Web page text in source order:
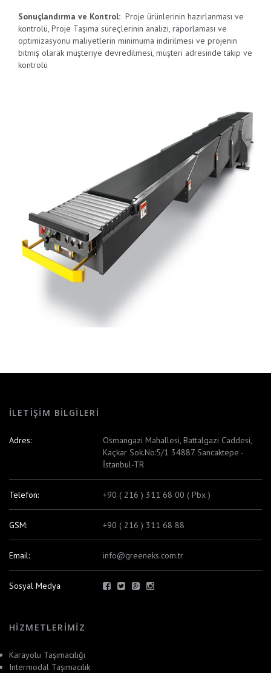
Sonuçlandırma ve Kontrol: Proje ürünlerinin hazırlanması ve
kontrolü, Proje Taşıma süreçlerinin analizi, raporlaması ve
optimizasyonu maliyetlerin minimuma indirilmesi ve projenin
bitmiş olarak müşteriye devredilmesi, müşteri adresinde takip ve
kontrolü
İLETIŞIM BILGILERI
Adres:
Osmangazi Mahallesi, Battalgazi Caddesi,
Kaçkar Sok.No:5/1 34887 Sancaktepe -
İstanbul-TR
Telefon: +90 ( 216 ) 311 68 00 ( Pbx )
GSM: +90 ( 216 ) 311 68 88
Email: info@greeneks.com.tr
Sosyal Medya
HIZMETLERIMIZ
Karayolu Taşımacılığı
Intermodal Taşımacılık